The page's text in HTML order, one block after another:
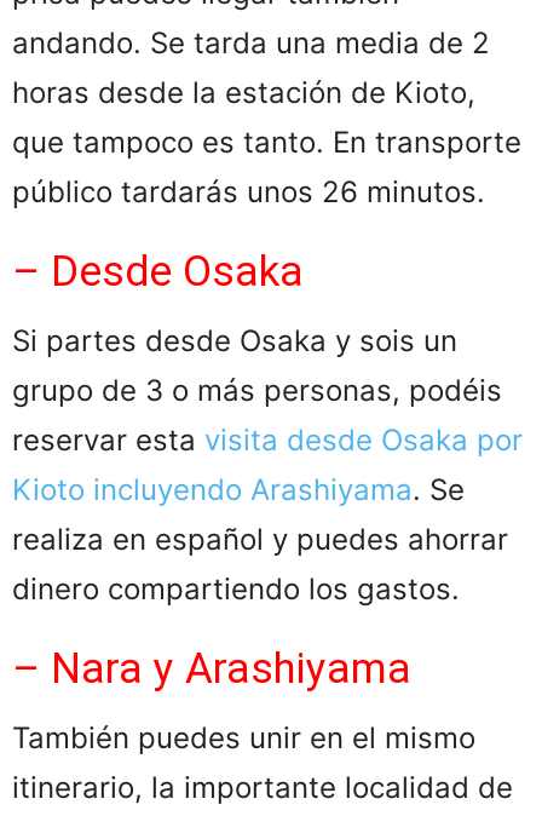
andando. Se tarda una media de 2
horas desde la estación de Kioto,
que tampoco es tanto. En transporte
público tardarás unos 26 minutos.
– Desde Osaka
Si partes desde Osaka y sois un
grupo de 3 o más personas, podéis
reservar esta visita desde Osaka por
Kioto incluyendo Arashiyama. Se
realiza en español y puedes ahorrar
dinero compartiendo los gastos.
– Nara y Arashiyama
También puedes unir en el mismo
itinerario, la importante localidad de